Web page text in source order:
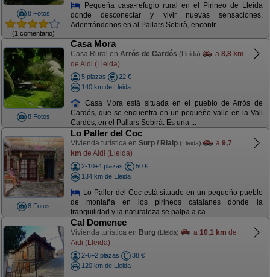
8 Fotos
(1 comentario)
Pequeña casa-refugio rural en el Pirineo de Lleida
donde desconectar y vivir nuevas sensaciones.
Adentrándonos en al Pallars Sobirà, encontr ...
8 Fotos
Casa Mora
Casa Rural en Arrós de Cardós (Lleida) a 8,8 km
de Aidi (Lleida)
5 plazas
22 €
140 km de Lleida
Casa Mora está situada en el pueblo de Arrós de
Cardós, que se encuentra en un pequeño valle en la Vall
Cardós, en el Pallars Sobirà. Es una ...
8 Fotos
Lo Paller del Coc
Vivienda turística en Surp / Rialp (Lleida) a 9,7
km de Aidi (Lleida)
2-10+4 plazas
50 €
134 km de Lleida
Lo Paller del Coc está situado en un pequeño pueblo
de montaña en los pirineos catalanes donde la
tranquilidad y la naturaleza se palpa a ca ...
Cal Domenec
Vivienda turística en Burg (Lleida) a 10,1 km de
Aidi (Lleida)
2-6+2 plazas
38 €
120 km de Lleida